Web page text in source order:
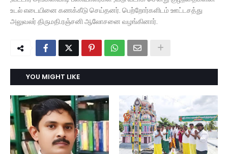
உடல் எடையினை கணக்கீடு செய்தனர். பெற்றோர்களிடம் ஊட்டசத்து
அலுவலர் திருமதி.ரஞ்சனி ஆலோசனை வழங்கினார்.
YOU MIGHT LIKE